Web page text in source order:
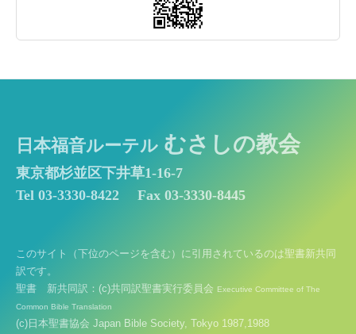
日本福音ルーテル むさしの教会
東京都杉並区下井草1-16-7
Tel 03-3330-8422
Fax 03-3330-8445
このサイト（下位のページを含む）に引用されているのは聖書新共同
訳です。
聖書 新共同訳：(c)共同訳聖書実行委員会 Executive Committee of The
Common Bible Translation
(c)日本聖書協会 Japan Bible Society, Tokyo 1987,1988